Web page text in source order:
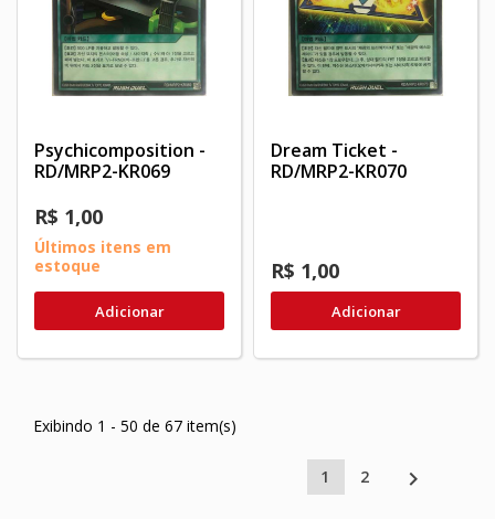
Psychicomposition -
RD/MRP2-KR069
R$ 1,00
Últimos itens em
estoque
Adicionar
Dream Ticket -
RD/MRP2-KR070
R$ 1,00
Adicionar
Exibindo 1 - 50 de 67 item(s)
1 2 